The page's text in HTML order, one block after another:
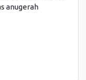
anugerah